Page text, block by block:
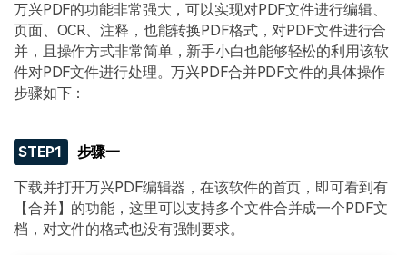
万兴PDF的功能非常强大，可以实现对PDF文件进行编辑、
页面、OCR、注释，也能转换PDF格式，对PDF文件进行合
并，且操作方式非常简单，新手小白也能够轻松的利用该软
件对PDF文件进行处理。万兴PDF合并PDF文件的具体操作
步骤如下：
STEP1 步骤一
下载并打开万兴PDF编辑器，在该软件的首页，即可看到有
【合并】的功能，这里可以支持多个文件合并成一个PDF文
档，对文件的格式也没有强制要求。